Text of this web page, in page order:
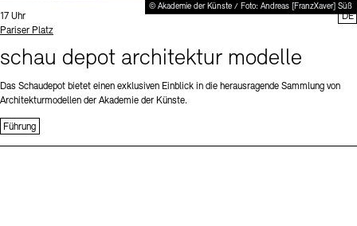
© Akademie der Künste / Foto: Andreas [FranzXaver] Süß
Uhrzeit:
17 Uhr
Standort
Pariser Platz
schau depot architektur modelle
Das Schaudepot bietet einen exklusiven Einblick in die herausragende Sammlung von
Architekturmodellen der Akademie der Künste.
Führung
DE